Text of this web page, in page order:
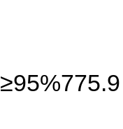
≥95%775.9